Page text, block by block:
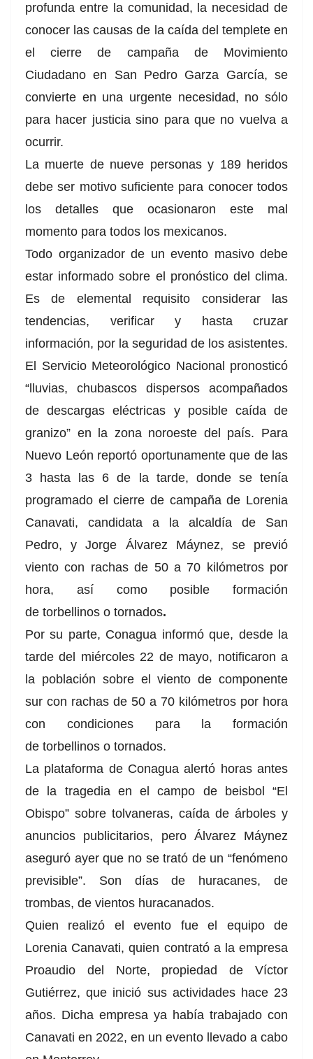
profunda entre la comunidad, la necesidad de
conocer las causas de la caída del templete en
el cierre de campaña de Movimiento
Ciudadano en San Pedro Garza García, se
convierte en una urgente necesidad, no sólo
para hacer justicia sino para que no vuelva a
ocurrir.
La muerte de nueve personas y 189 heridos
debe ser motivo suficiente para conocer todos
los detalles que ocasionaron este mal
momento para todos los mexicanos.
Todo organizador de un evento masivo debe
estar informado sobre el pronóstico del clima.
Es de elemental requisito considerar las
tendencias, verificar y hasta cruzar
información, por la seguridad de los asistentes.
El Servicio Meteorológico Nacional pronosticó
“lluvias, chubascos dispersos acompañados
de descargas eléctricas y posible caída de
granizo” en la zona noroeste del país. Para
Nuevo León reportó oportunamente que de las
3 hasta las 6 de la tarde, donde se tenía
programado el cierre de campaña de Lorenia
Canavati, candidata a la alcaldía de San
Pedro,y Jorge Álvarez Máynez, se previó
viento con rachas de 50 a 70 kilómetros por
hora, así como posible formación
de torbellinos o tornados.
Por su parte, Conagua informó que, desde la
tarde del miércoles 22 de mayo, notificarona
la población sobre elviento de componente
sur con rachas de 50 a 70 kilómetros por hora
con condiciones para la formación
de torbellinos o tornados.
La plataforma de Conagua alertó horas antes
de la tragedia en elcampo de beisbol “El
Obispo” sobre tolvaneras, caída de árboles y
anuncios publicitarios, pero Álvarez Máynez
aseguró ayer que no se trató de un “fenómeno
previsible”. Son días de huracanes, de
trombas, de vientos huracanados.
Quien realizó el evento fue el equipo de
Lorenia Canavati, quien contrató a la empresa
Proaudio del Norte, propiedad de Víctor
Gutiérrez, que inició sus actividades hace 23
años. Dicha empresa ya había trabajado con
Canavati en 2022, en un evento llevado a cabo